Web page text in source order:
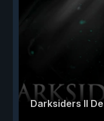
Darksiders II